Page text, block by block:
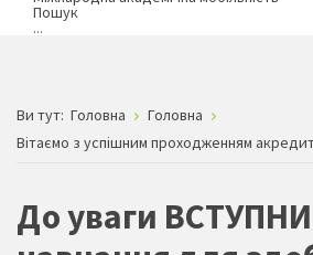
Пошук
...
Ви тут: Головна
Головна
Вітаємо з успішним проходженням
До уваги